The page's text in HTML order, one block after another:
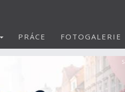
PRÁCE FOTOGALERIE